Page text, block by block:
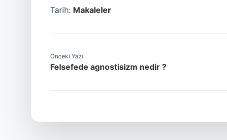
Tarih: Makaleler
Önceki Yazı
Felsefede agnostisizm nedir ?